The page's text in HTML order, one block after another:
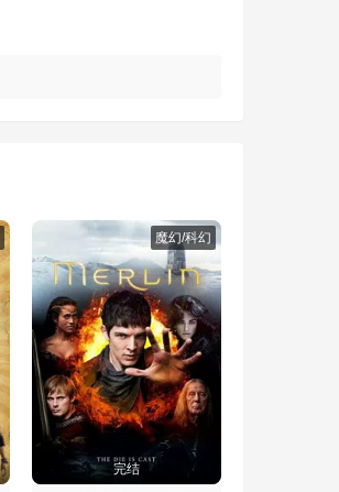
完结
魔幻/科幻